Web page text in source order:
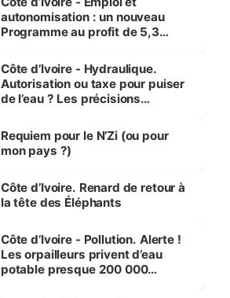
autonomisation : un nouveau
Programme au profit de 5,3
Côte d’Ivoire - Hydraulique.
Autorisation ou taxe pour puiser
de l’eau ? Les précisions
Requiem pour le N’Zi (ou pour
mon pays ?)
Côte d’Ivoire. Renard de retour à
la tête des Éléphants
Côte d’Ivoire - Pollution. Alerte !
Les orpailleurs privent d’eau
potable presque 200 000